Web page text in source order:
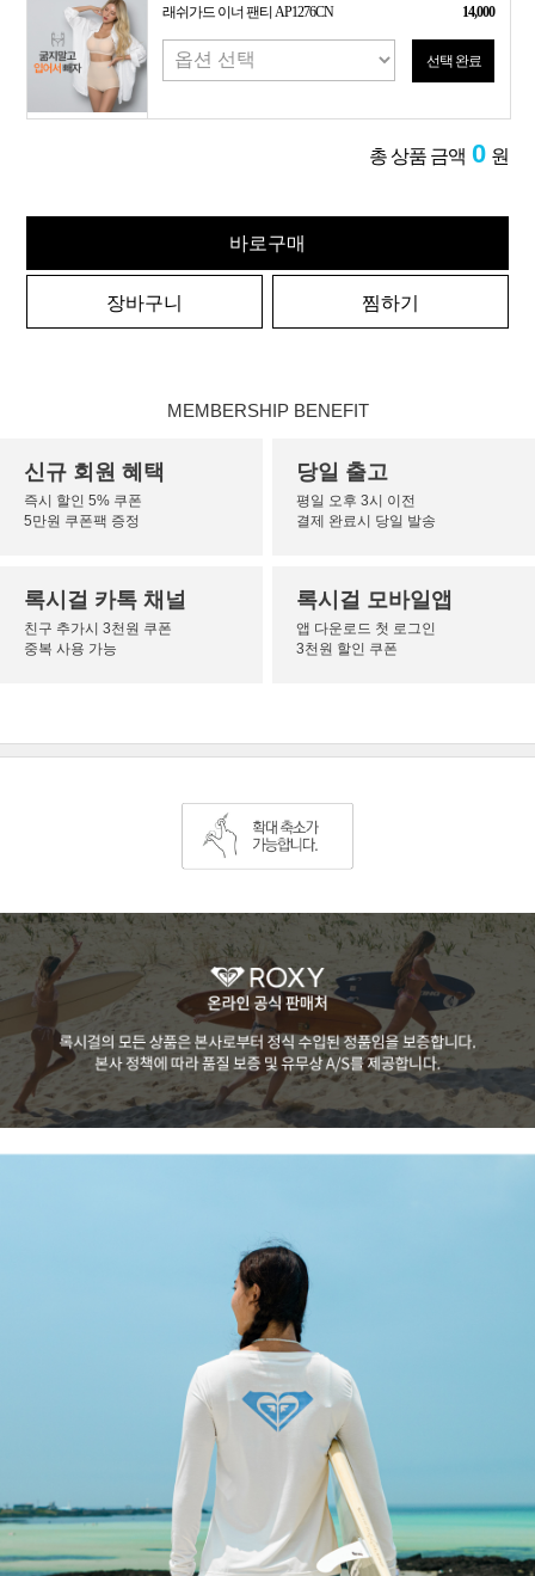
래쉬가드 이너 팬티 AP1276CN 14,000
선택 완료
총 상품 금액 0 원
바로구매
장바구니 찜하기
MEMBERSHIP BENEFIT
신규 회원 혜택
즉시 할인 5% 쿠폰
5만원 쿠폰팩 증정
당일 출고
평일 오후 3시 이전
결제 완료시 당일 발송
록시걸 카톡 채널
친구 추가시 3천원 쿠폰
중복 사용 가능
록시걸 모바일앱
앱 다운로드 첫 로그인
3천원 할인 쿠폰